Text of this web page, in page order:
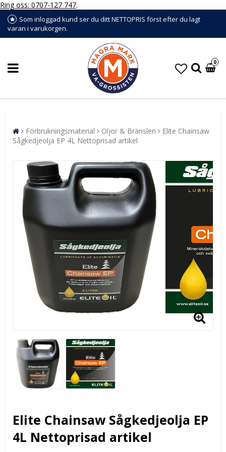
Ring oss: 0707-127 747.
Som inloggad kund ser du ditt NETTOPRIS först efter du lagt
varan i varukorgen.
0
Förbrukningsmaterial Oljor & Bränslen
Elite Chainsaw
Sågkedjeolja EP 4L Nettoprisad artikel
Elite Chainsaw Sågkedjeolja EP
4L Nettoprisad artikel